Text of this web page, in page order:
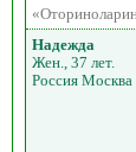
Надежда
Жен., 37 лет.
Россия Москва